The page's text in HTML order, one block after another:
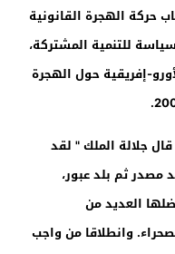
حركة الهجرة القانونية
للتنمية المشتركة،
إفريقية حول الهجرة
جلالة الملك " لقد
مصدر ثم بلد عبور،
العديد من
وانطلاقا من واجب